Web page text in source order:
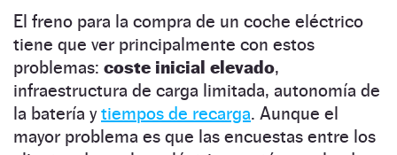
El freno para la compra de un coche eléctrico
tiene que ver principalmente con estos
problemas: coste inicial elevado,
infraestructura de carga limitada, autonomía de
la batería ytiempos de recarga. Aunque el
mayor problema es que las encuestas entre los